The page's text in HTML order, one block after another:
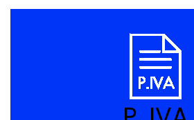
P. IVA
Apertura e gestione